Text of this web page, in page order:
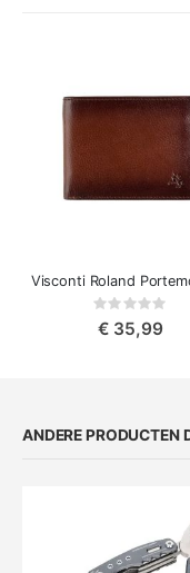
Visconti Roland
Rating:
€ 35,99
ANDERE PRODUCTEN